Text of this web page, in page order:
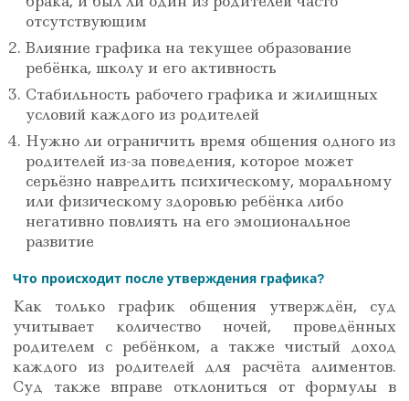
отсутствующим
Влияние графика на текущее образование
ребёнка, школу и его активность
Стабильность рабочего графика и жилищных
условий каждого из родителей
Нужно ли ограничить время общения одного из
родителей из-за поведения, которое может
серьёзно навредить психическому, моральному
или физическому здоровью ребёнка либо
негативно повлиять на его эмоциональное
развитие
Что происходит после утверждения графика?
Как только график общения утверждён, суд
учитывает количество ночей, проведённых
родителем с ребёнком, а также чистый доход
каждого из родителей для расчёта алиментов.
Суд также вправе отклониться от формулы в